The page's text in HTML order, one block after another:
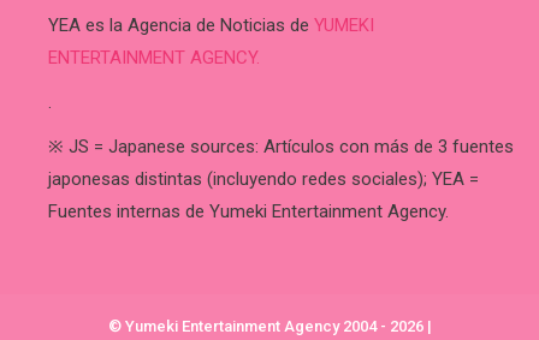
YEA es la Agencia de Noticias de YUMEKI
ENTERTAINMENT AGENCY.
.
※ JS = Japanese sources: Artículos con más de 3 fuentes
japonesas distintas (incluyendo redes sociales); YEA =
Fuentes internas de Yumeki Entertainment Agency.
© Yumeki Entertainment Agency 2004 - 2026 |